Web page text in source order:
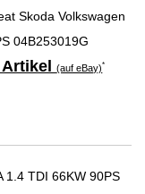
Skoda Volkswagen
04B253019G
Artikel(auf eBay)*
1.4 TDI 66KW 90PS